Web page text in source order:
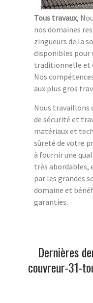
Tous travaux,
nos domaines
zingueurs de la
disponibles pour
traditionnelle et
Nos
aux plus gros
Nous travaillons
de sécurité et
matériaux et
sûreté de votre
à fournir une
très abordables,
par les grandes
domaine et
garanties.
Dernières
couvreur-31-